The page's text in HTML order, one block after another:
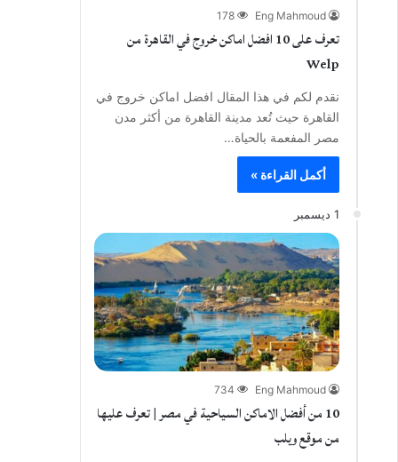
Eng Mahmoud
178
تعرف على 10 افضل اماكن خروج في القاهرة من
Welp
نقدم لكم في هذا المقال افضل اماكن خروج في
القاهرة حيث تُعد مدينة القاهرة من أكثر مدن
مصر المفعمة بالحياة…
أكمل القراءة »
1 ديسمبر
Eng Mahmoud
734
10 من أفضل الاماكن السياحية في مصر | تعرف عليها
من موقع ويلب